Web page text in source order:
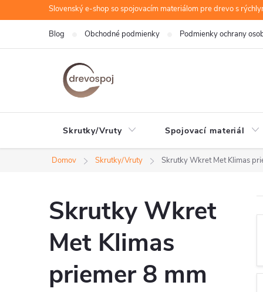
na
Slovenský e-shop so spojovacím materiálom pre drevo s
Blog Obchodné podmienky Podmienky ochrany
Skrutky/Vruty Spojovací materiál
Domov Skrutky/Vruty Skrutky Wkret Met Klimas
Skrutky Wkret
Met Klimas
priemer 8 mm